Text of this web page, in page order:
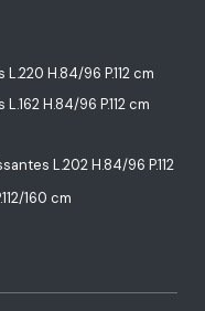
H.84/96 P.112 cm
H.84/96 P.112 cm
L.202 H.84/96 P.112
160 cm